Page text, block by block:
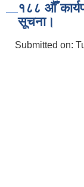
१८८ औँ
सूचना।
Submitted on: